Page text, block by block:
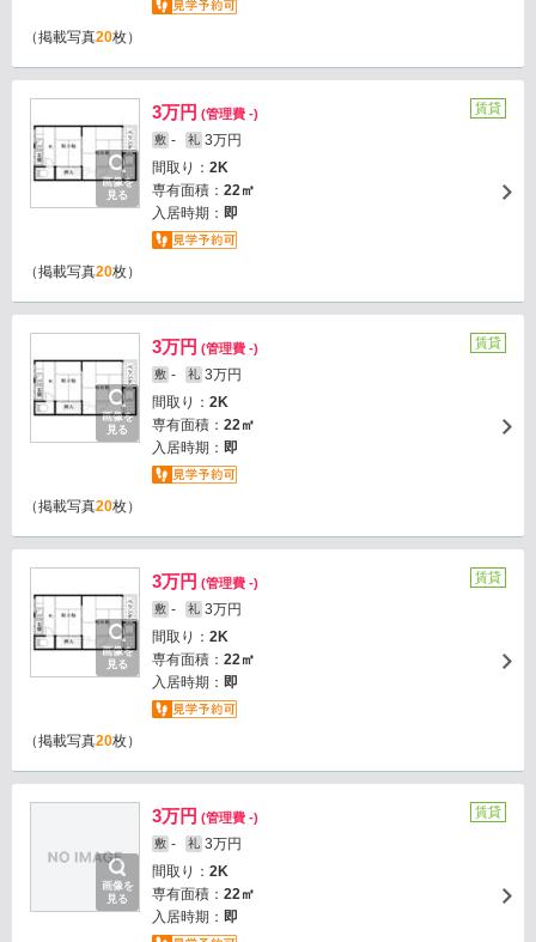
（掲載写真20枚）
画像を
見る
3万円 (管理費 -)
敷 - 礼 3万円
間取り： 2K
専有面積： 22㎡
入居時期： 即
賃貸
（掲載写真20枚）
画像を
見る
3万円 (管理費 -)
敷 - 礼 3万円
間取り： 2K
専有面積： 22㎡
入居時期： 即
賃貸
（掲載写真20枚）
画像を
見る
3万円 (管理費 -)
敷 - 礼 3万円
間取り： 2K
専有面積： 22㎡
入居時期： 即
賃貸
（掲載写真20枚）
画像を
見る
3万円 (管理費 -)
敷 - 礼 3万円
間取り： 2K
専有面積： 22㎡
入居時期： 即
賃貸